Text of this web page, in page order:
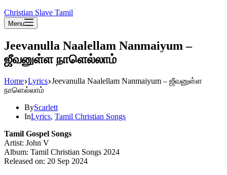
Christian Slave Tamil
Menu
Jeevanulla Naalellam Nanmaiyum –
ஜீவனுள்ள நாளெல்லாம்
Home Lyrics Jeevanulla Naalellam Nanmaiyum – ஜீவனுள்ள
நாளெல்லாம்
ByScarlett
InLyrics, Tamil Christian Songs
Tamil Gospel Songs
Artist: John V
Album: Tamil Christian Songs 2024
Released on: 20 Sep 2024